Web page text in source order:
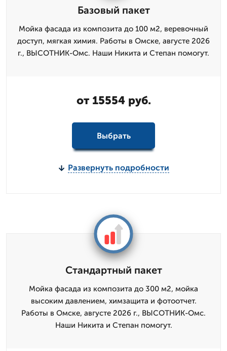
Базовый пакет
Мойка фасада из композита до 100 м2, веревочный
доступ, мягкая химия. Работы в Омске, августе 2026
г., ВЫСОТНИК-Омс. Наши Никита и Степан помогут.
от 15554 руб.
Выбрать
Развернуть подробности
Стандартный пакет
Мойка фасада из композита до 300 м2, мойка
высоким давлением, химзащита и фотоотчет.
Работы в Омске, августе 2026 г., ВЫСОТНИК-Омс.
Наши Никита и Степан помогут.